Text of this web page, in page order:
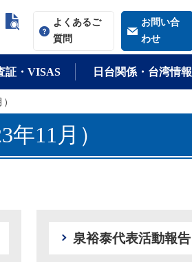
よく検索される語
よくあるご
質問
お問い合
わせ
証・VISAS 日台関係・台湾情報
11月）
泉裕泰代表活動報告